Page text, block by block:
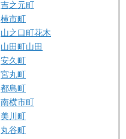
吉之元町
横市町
山之口町花木
山田町山田
安久町
宮丸町
都島町
南横市町
美川町
丸谷町